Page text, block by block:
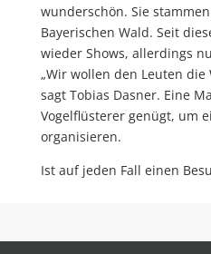
wunderschön. Sie
Bayerischen Wald. Seit
wieder Shows, allerdings
„Wir wollen den Leuten
sagt Tobias Dasner. Eine
Vogelflüsterer genügt, um
organisieren.
Ist auf jeden Fall einen